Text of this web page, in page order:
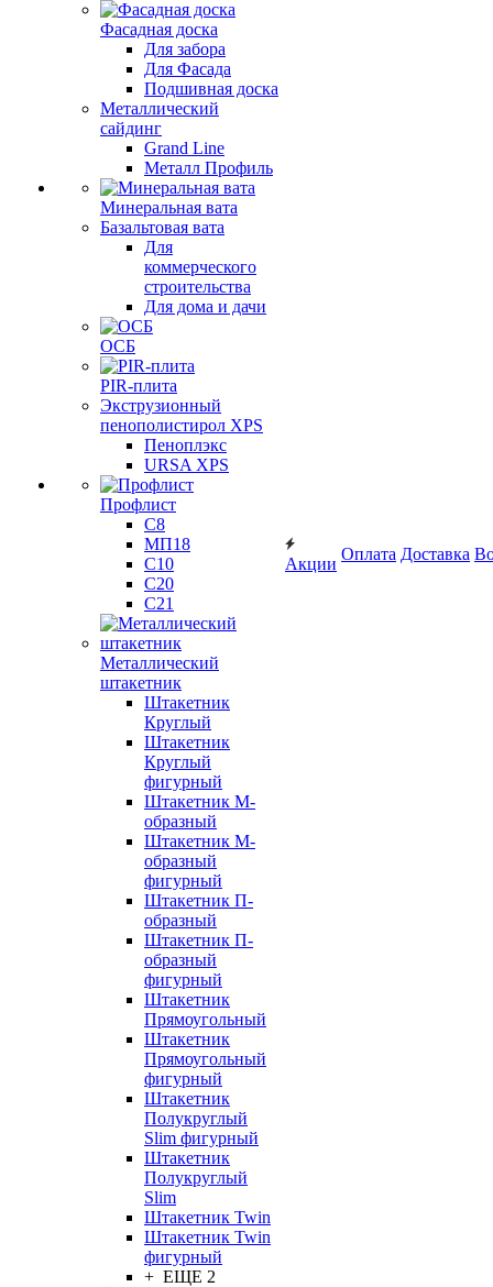
Фасадная доска
Для забора
Для Фасада
Подшивная доска
Металлический
сайдинг
Grand Line
Металл Профиль
Минеральная вата
Базальтовая вата
Для
коммерческого
строительства
Для дома и дачи
ОСБ
PIR-плита
Экструзионный
пенополистирол XPS
Пеноплэкс
URSA XPS
Профлист
С8
МП18
С10
С20
С21
Металлический
штакетник
Штакетник
Круглый
Штакетник
Круглый
фигурный
Штакетник М-
образный
Штакетник М-
образный
фигурный
Штакетник П-
образный
Штакетник П-
образный
фигурный
Штакетник
Прямоугольный
Штакетник
Прямоугольный
фигурный
Штакетник
Полукруглый
Slim фигурный
Штакетник
Полукруглый
Slim
Штакетник Twin
Штакетник Twin
фигурный
+ ЕЩЕ 2
Акции
Оплата Доставка